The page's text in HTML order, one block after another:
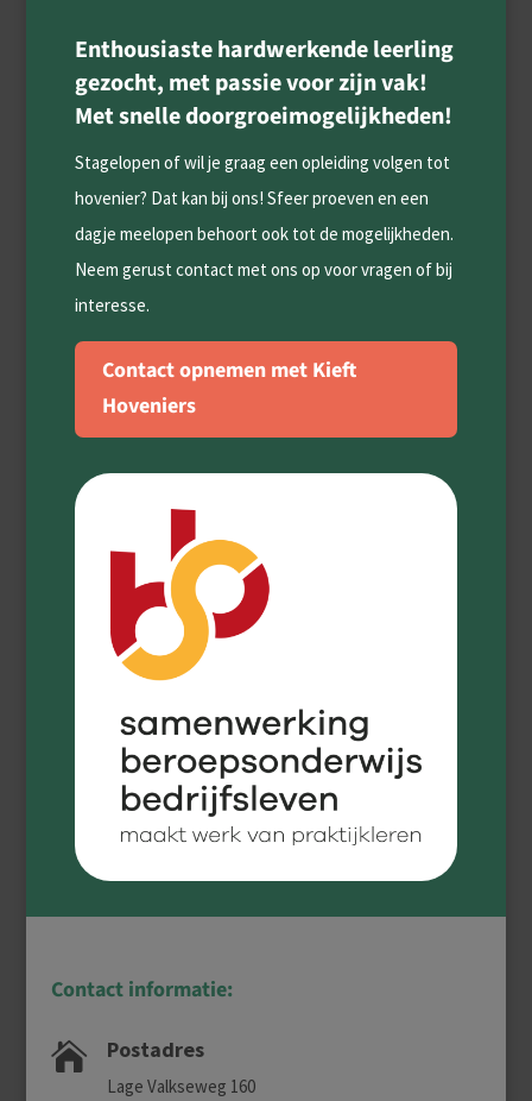
Enthousiaste hardwerkende leerling
gezocht, met passie voor zijn vak!
Met snelle doorgroeimogelijkheden!
Stagelopen of wil je graag een opleiding volgen tot
hovenier? Dat kan bij ons! Sfeer proeven en een
dagje meelopen behoort ook tot de mogelijkheden.
Neem gerust contact met ons op voor vragen of bij
interesse.
Contact opnemen met Kieft
Hoveniers
Contact informatie:
 Postadres
Lage Valkseweg 160